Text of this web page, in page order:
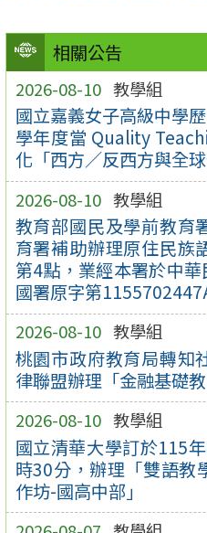
相關公告
2026-08-10 教學組
國立嘉義女子高級中學
學年度當 Quality
化「西方／反西方與全
2026-08-10 教學組
教育部國民及學前教育
育署補助辦理原住民族
第4點，業經本署於中
國署原字第
2026-08-10 教學組
桃園市政府教育局轉知
律聯盟辦理「金融基礎
2026-08-10 教學組
國立清華大學訂於115
時30分，辦理「雙語教
作坊-國高中部」